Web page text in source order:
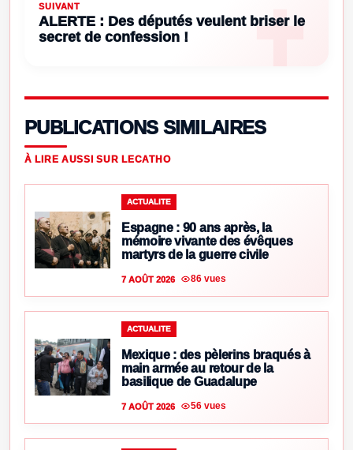
SUIVANT
ALERTE : Des députés veulent briser le
secret de confession !
PUBLICATIONS SIMILAIRES
À LIRE AUSSI SUR LECATHO
ACTUALITE
Espagne : 90 ans après, la
mémoire vivante des évêques
martyrs de la guerre civile
7 AOÛT 2026 86 vues
ACTUALITE
Mexique : des pèlerins braqués à
main armée au retour de la
basilique de Guadalupe
7 AOÛT 2026 56 vues